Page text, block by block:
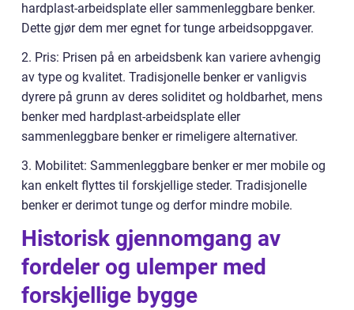
hardplast-arbeidsplate eller sammenleggbare benker.
Dette gjør dem mer egnet for tunge arbeidsoppgaver.
2. Pris: Prisen på en arbeidsbenk kan variere avhengig
av type og kvalitet. Tradisjonelle benker er vanligvis
dyrere på grunn av deres soliditet og holdbarhet, mens
benker med hardplast-arbeidsplate eller
sammenleggbare benker er rimeligere alternativer.
3. Mobilitet: Sammenleggbare benker er mer mobile og
kan enkelt flyttes til forskjellige steder. Tradisjonelle
benker er derimot tunge og derfor mindre mobile.
Historisk gjennomgang av
fordeler og ulemper med
forskjellige bygge